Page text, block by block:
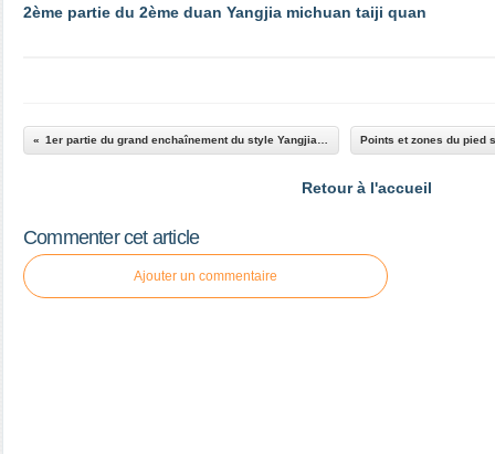
2ème partie du 2ème duan Yangjia michuan taiji quan
Retour à l'accueil
Commenter cet article
Ajouter un commentaire